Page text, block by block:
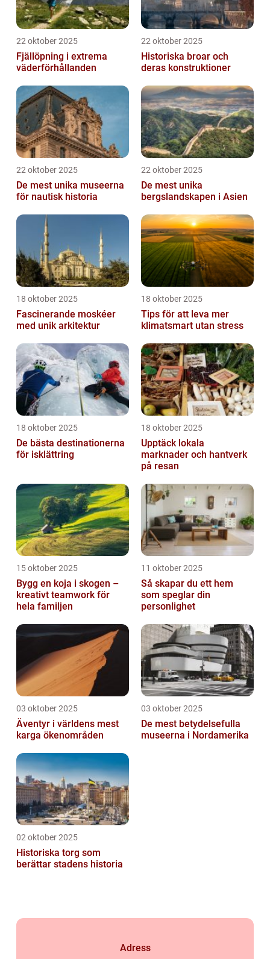
22 oktober 2025
Fjällöpning i extrema
väderförhållanden
22 oktober 2025
Historiska broar och
deras konstruktioner
22 oktober 2025
De mest unika museerna
för nautisk historia
22 oktober 2025
De mest unika
bergslandskapen i Asien
18 oktober 2025
Fascinerande moskéer
med unik arkitektur
18 oktober 2025
Tips för att leva mer
klimatsmart utan stress
18 oktober 2025
De bästa destinationerna
för isklättring
18 oktober 2025
Upptäck lokala
marknader och hantverk
på resan
15 oktober 2025
Bygg en koja i skogen –
kreativt teamwork för
hela familjen
11 oktober 2025
Så skapar du ett hem
som speglar din
personlighet
03 oktober 2025
Äventyr i världens mest
karga ökenområden
03 oktober 2025
De mest betydelsefulla
museerna i Nordamerika
02 oktober 2025
Historiska torg som
berättar stadens historia
Adress